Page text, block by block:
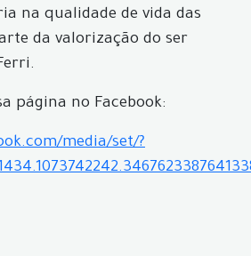
na qualidade de vida das
da valorização do ser
página no Facebook:
media/set/?